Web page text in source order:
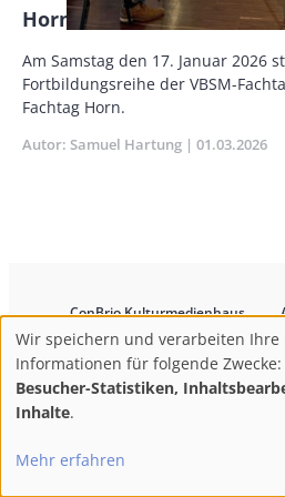
Horn im Fokus
Vorspann
/
Teaser
Am Samstag den 17. Januar 2026
Fortbildungsreihe der VBSM-
Fachtag Horn.
Autor Samuel Hartung 01.03.2026
Footer
ConBrio Kulturmedienhaus
Impressum
Info
Abo kündigen / Widerruf
on:
Use
of
personal
data
and
Wir speichern und verarbeiten Ihre
Informationen für folgende Zwecke:
Besucher-Statistiken,
Inhalte.
Mehr erfahren